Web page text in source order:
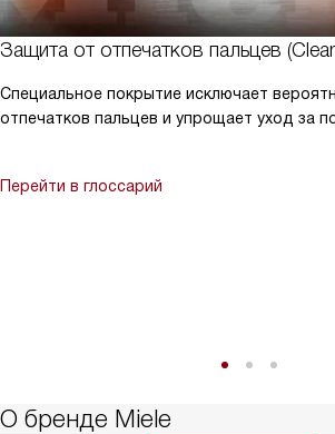
Защита от отпечатков пальцев
Специальное покрытие исключает
отпечатков пальцев и упрощает уход за
Перейти в глоссарий
О бренде Miele